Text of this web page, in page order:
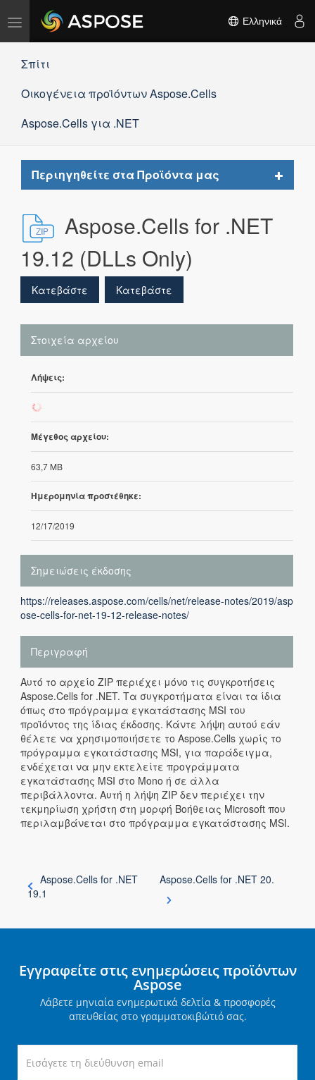
Εναλλαγή
πλοήγησης
Ελληνικά
Σπίτι
Οικογένεια προϊόντων Aspose.Cells
Aspose.Cells για .NET
Περιηγηθείτε στα Προϊόντα μας
Toggle
Aspose.Cells for .NET
19.12 (DLLs Only)
Κατεβάστε Κατεβάστε
Στοιχεία αρχείου
Λήψεις:
126
Μέγεθος αρχείου:
63,7 MB
Ημερομηνία προστέθηκε:
12/17/2019
Σημειώσεις έκδοσης
https://releases.aspose.com/cells/net/release-notes/2019/asp
ose-cells-for-net-19-12-release-notes/
Περιγραφή
Αυτό το αρχείο ZIP περιέχει μόνο τις συγκροτήσεις
Aspose.Cells for .NET. Τα συγκροτήματα είναι τα ίδια
όπως στο πρόγραμμα εγκατάστασης MSI του
προϊόντος της ίδιας έκδοσης. Κάντε λήψη αυτού εάν
θέλετε να χρησιμοποιήσετε το Aspose.Cells χωρίς το
πρόγραμμα εγκατάστασης MSI, για παράδειγμα,
ενδέχεται να μην εκτελείτε προγράμματα
εγκατάστασης MSI στο Mono ή σε άλλα
περιβάλλοντα. Αυτή η λήψη ZIP δεν περιέχει την
τεκμηρίωση χρήστη στη μορφή Βοήθειας Microsoft που
περιλαμβάνεται στο πρόγραμμα εγκατάστασης MSI.
Aspose.Cells for .NET
19.1
Aspose.Cells for .NET 20.
Εγγραφείτε στις ενημερώσεις προϊόντων
Aspose
Λάβετε μηνιαία ενημερωτικά δελτία & προσφορές
απευθείας στο γραμματοκιβώτιό σας.